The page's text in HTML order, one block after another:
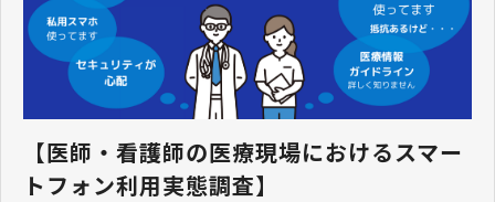
【医師・看護師の医療現場におけるスマー
トフォン利用実態調査】